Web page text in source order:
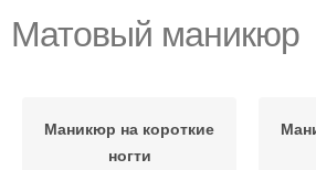
Матовый маникюр
Маникюр на короткие
ногти